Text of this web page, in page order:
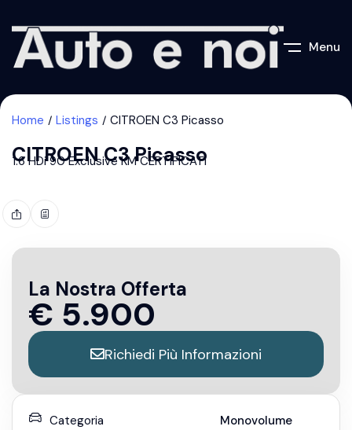
Menu
Home Listings CITROEN C3 Picasso
CITROEN C3 Picasso
1.6 HDi 90 Exclusive KM CERTIFICATI
La Nostra Offerta
€ 5.900
Richiedi Più Informazioni
Categoria Monovolume